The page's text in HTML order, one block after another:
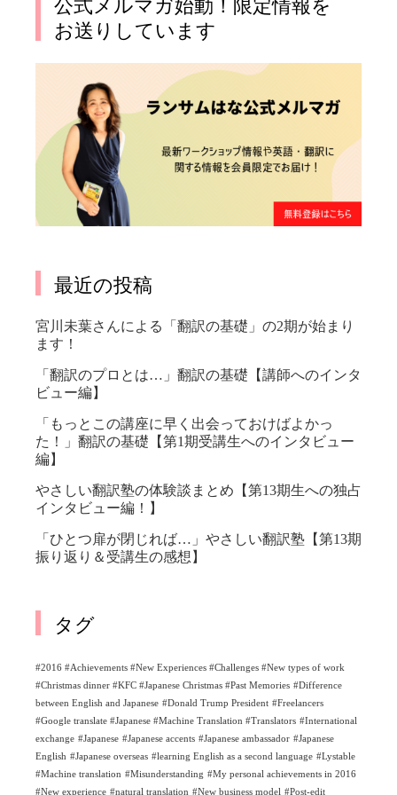
お送りしています
最近の投稿
宮川未葉さんによる「翻訳の基礎」の2期が始まり
ます！
「翻訳のプロとは…」翻訳の基礎【講師へのインタ
ビュー編】
「もっとこの講座に早く出会っておけばよかっ
た！」翻訳の基礎【第1期受講生へのインタビュー
編】
やさしい翻訳塾の体験談まとめ【第13期生への独占
インタビュー編！】
「ひとつ扉が閉じれば…」やさしい翻訳塾【第13期
振り返り＆受講生の感想】
タグ
#2016 #Achievements #New Experiences #Challenges #New types of work
#Christmas dinner #KFC #Japanese Christmas #Past Memories #Difference
between English and Japanese #Donald Trump President #Freelancers
#Google translate #Japanese #Machine Translation #Translators #International
exchange #Japanese #Japanese accents #Japanese ambassador #Japanese
English #Japanese overseas #learning English as a second language #Lystable
#Machine translation #Misunderstanding #My personal achievements in 2016
#New experience #natural translation #New business model #Post-edit